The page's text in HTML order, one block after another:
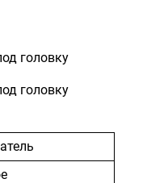
головку
головку